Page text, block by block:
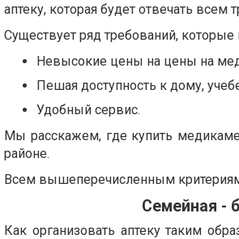
аптеку, которая будет отвечать всем
Существует ряд требований,
Невысокие цены на цены на
Пешая доступность к дому,
Удобный сервис.
Мы расскажем, где купить
районе.
Всем вышеперечисленным
Семейная -
Как организовать аптеку таким